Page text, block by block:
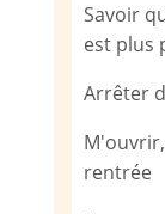
Savoir
est plus
Arrêter
rentrée